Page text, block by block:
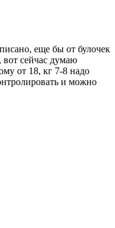
еще бы от булочек
вот сейчас думаю
от 18, кг 7-8 надо
и можно